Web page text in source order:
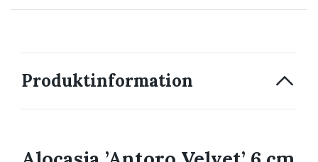
Produktinformation